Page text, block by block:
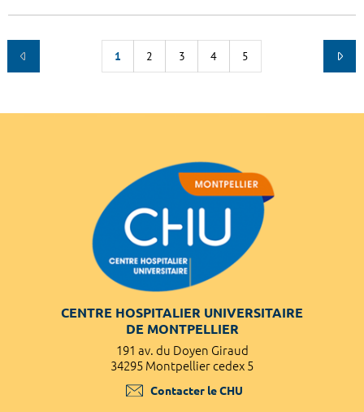
1 2 3 4 5
CENTRE HOSPITALIER UNIVERSITAIRE
DE MONTPELLIER
191 av. du Doyen Giraud
34295 Montpellier cedex 5
Contacter le CHU